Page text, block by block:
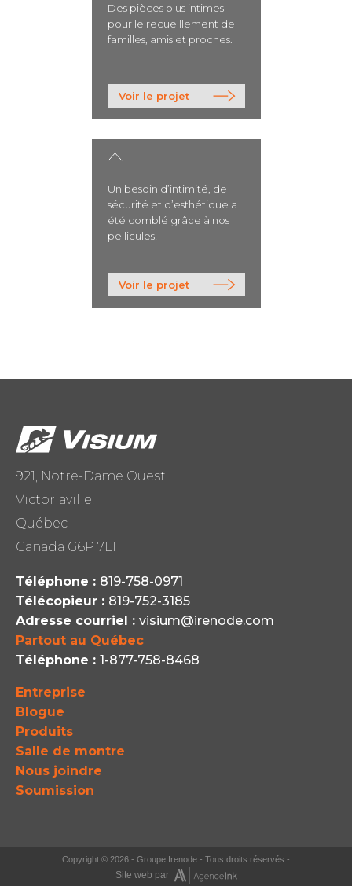
Des pièces plus intimes
pour le recueillement de
familles, amis et proches.
Voir le projet >
Un besoin d’intimité, de
sécurité et d’esthétique a
été comblé grâce à nos
pellicules!
Voir le projet >
921, Notre-Dame Ouest
Victoriaville,
Québec
Canada G6P 7L1
Téléphone : 819-758-0971
Télécopieur : 819-752-3185
Adresse courriel : visium@irenode.com
Partout au Québec
Téléphone : 1-877-758-8468
Entreprise
Blogue
Produits
Salle de montre
Nous joindre
Soumission
Copyright © 2026 - Groupe Irenode - Tous droits réservés -
Site web par